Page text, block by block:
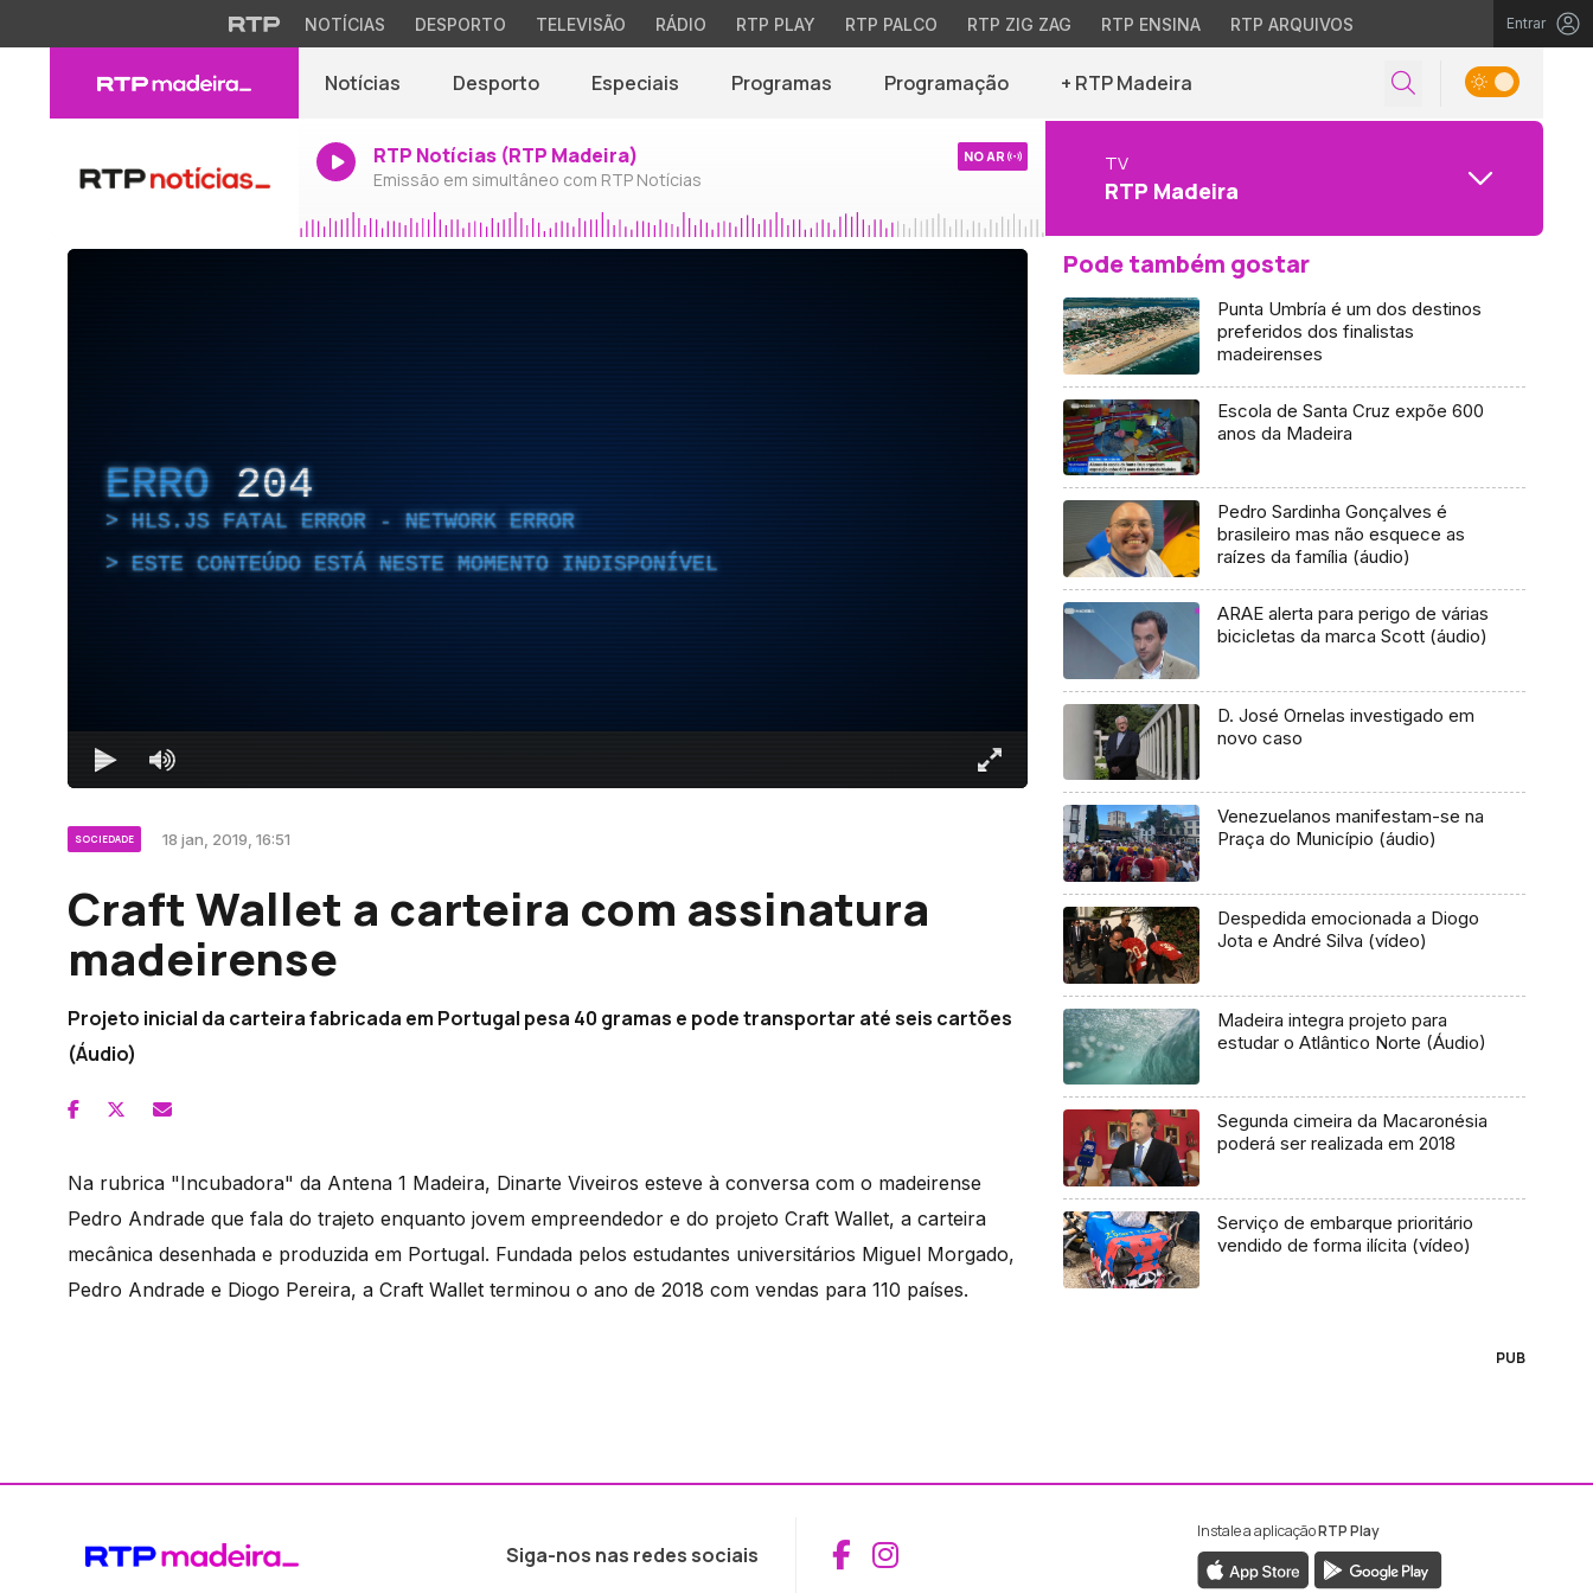
NOTÍCIAS DESPORTO TELEVISÃO RÁDIO RTP PLAY RTP PALCO RTP ZIG ZAG RTP ENSINA RTP ARQUIVOS Entrar
Notícias Desporto Especiais Programas Programação + RTP Madeira
RTP Notícias (RTP Madeira)
Emissão em simultâneo com RTP Notícias
NO AR TV
RTP Madeira
ERRO 204
HLS.JS FATAL ERROR - NETWORK ERROR
ESTE CONTEÚDO ESTÁ NESTE MOMENTO INDISPONÍVEL
SOCIEDADE 18 jan, 2019, 16:51
Craft Wallet a carteira com assinatura
madeirense
Projeto inicial da carteira fabricada em Portugal pesa 40 gramas e pode transportar até seis cartões
(Áudio)
Na rubrica "Incubadora" da Antena 1 Madeira, Dinarte Viveiros esteve à conversa com o madeirense
Pedro Andrade que fala do trajeto enquanto jovem empreendedor e do projeto Craft Wallet, a carteira
mecânica desenhada e produzida em Portugal. Fundada pelos estudantes universitários Miguel Morgado,
Pedro Andrade e Diogo Pereira, a Craft Wallet terminou o ano de 2018 com vendas para 110 países.
Pode também gostar
Punta Umbría é um dos destinos
preferidos dos finalistas
madeirenses
Escola de Santa Cruz expõe 600
anos da Madeira
Pedro Sardinha Gonçalves é
brasileiro mas não esquece as
raízes da família (áudio)
ARAE alerta para perigo de várias
bicicletas da marca Scott (áudio)
D. José Ornelas investigado em
novo caso
Venezuelanos manifestam-se na
Praça do Município (áudio)
Despedida emocionada a Diogo
Jota e André Silva (vídeo)
Madeira integra projeto para
estudar o Atlântico Norte (Áudio)
Segunda cimeira da Macaronésia
poderá ser realizada em 2018
Serviço de embarque prioritário
vendido de forma ilícita (vídeo)
PUB
Siga-nos nas redes sociais Aceder ao Facebook da RTP Madeira
Aceder ao Instagram da RTP Madeira
Instale a aplicaçãoRTP Play